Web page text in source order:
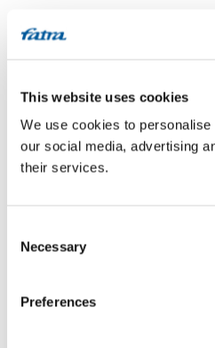
This website uses cookies
We use cookies to
our social media, advertising
their services.
Selection
Necessary
Preferences